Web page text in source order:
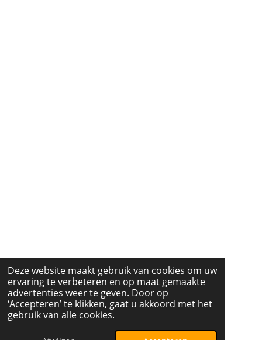
Deze website maakt gebruik van cookies om uw
ervaring te verbeteren en op maat gemaakte
advertenties weer te geven. Door op
‘Accepteren’ te klikken, gaat u akkoord met het
gebruik van alle cookies.